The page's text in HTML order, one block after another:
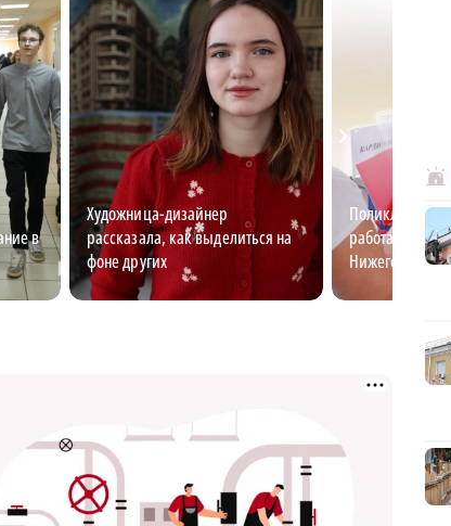
в
Художница-дизайнер
рассказала, как выделиться на
фоне других
Поликлиника
работают
Нижегородской